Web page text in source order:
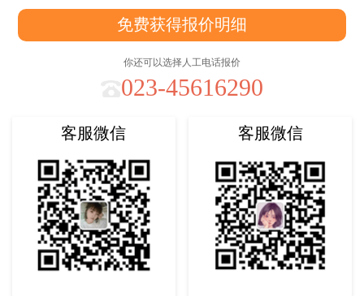
免费获得报价明细
你还可以选择人工电话报价
023-45616290
客服微信 客服微信